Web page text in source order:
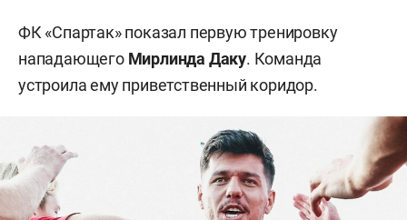
ФК «Спартак» показал первую тренировку
нападающего Мирлинда Даку. Команда
устроила ему приветственный коридор.